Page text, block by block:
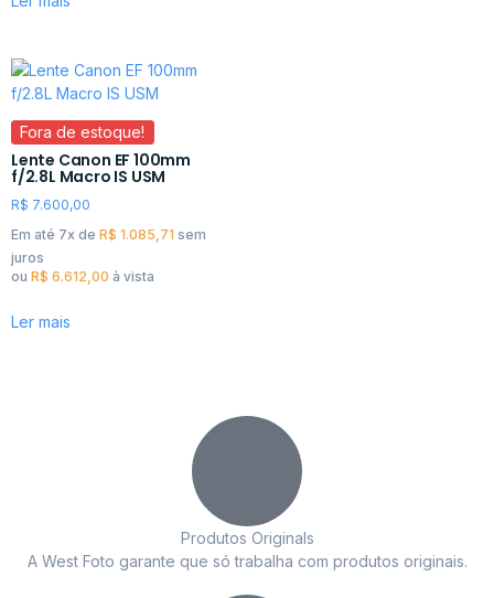
Fora de estoque!
Lente Canon EF 100mm
f/2.8L Macro IS USM
R$ 7.600,00
Em até 7x de R$ 1.085,71 sem
juros
ou R$ 6.612,00 à vista
Ler mais
Produtos Originals
A West Foto garante que só trabalha com produtos originais.